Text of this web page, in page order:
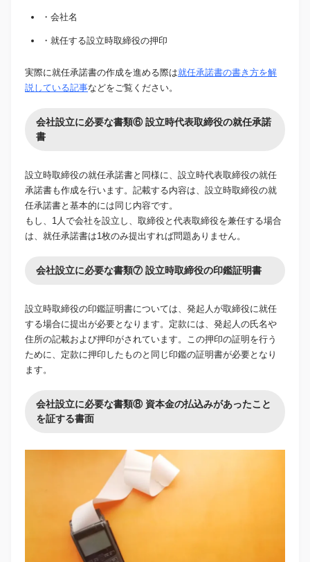
・会社名
・就任する設立時取締役の押印
実際に就任承諾書の作成を進める際は就任承諾書の書き方を解
説している記事などをご覧ください。
会社設立に必要な書類⑥ 設立時代表取締役の就任承諾
書
設立時取締役の就任承諾書と同様に、設立時代表取締役の就任
承諾書も作成を行います。記載する内容は、設立時取締役の就
任承諾書と基本的には同じ内容です。
もし、1人で会社を設立し、取締役と代表取締役を兼任する場合
は、就任承諾書は1枚のみ提出すれば問題ありません。
会社設立に必要な書類⑦ 設立時取締役の印鑑証明書
設立時取締役の印鑑証明書については、発起人が取締役に就任
する場合に提出が必要となります。定款には、発起人の氏名や
住所の記載および押印がされています。この押印の証明を行う
ために、定款に押印したものと同じ印鑑の証明書が必要となり
ます。
会社設立に必要な書類⑧ 資本金の払込みがあったこと
を証する書面